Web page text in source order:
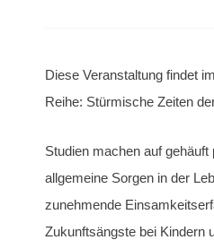
Diese Veranstaltung findet
Reihe: Stürmische Zeiten
Studien machen auf
allgemeine Sorgen in der
zunehmende
Zukunftsängste bei Kindern